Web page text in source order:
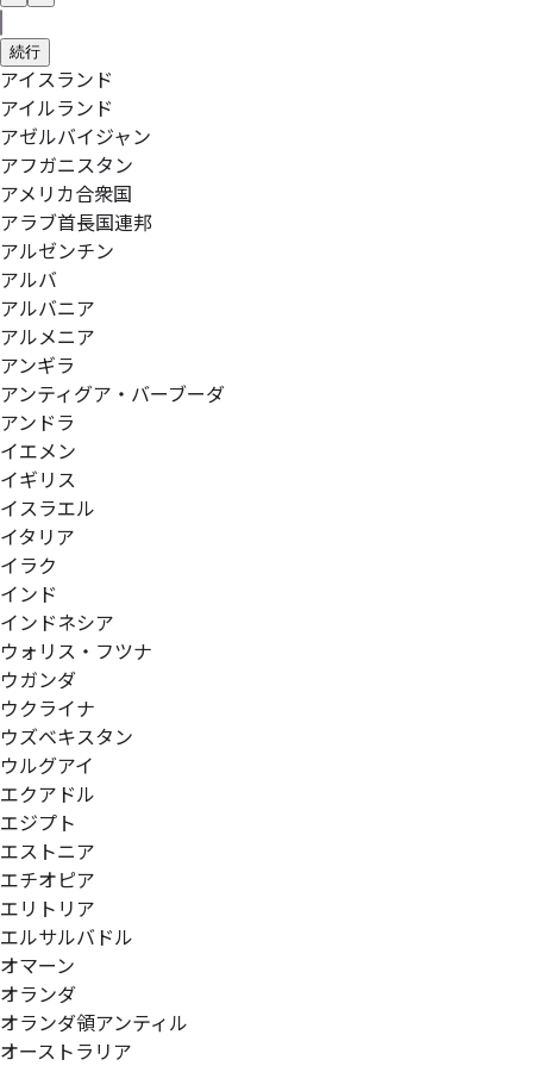
続行
アイスランド
アイルランド
アゼルバイジャン
アフガニスタン
アメリカ合衆国
アラブ首長国連邦
アルゼンチン
アルバ
アルバニア
アルメニア
アンギラ
アンティグア・バーブーダ
アンドラ
イエメン
イギリス
イスラエル
イタリア
イラク
インド
インドネシア
ウォリス・フツナ
ウガンダ
ウクライナ
ウズベキスタン
ウルグアイ
エクアドル
エジプト
エストニア
エチオピア
エリトリア
エルサルバドル
オマーン
オランダ
オランダ領アンティル
オーストラリア